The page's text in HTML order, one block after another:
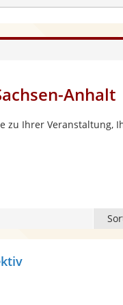
Anhalt
zu Ihrer Veranstaltung,